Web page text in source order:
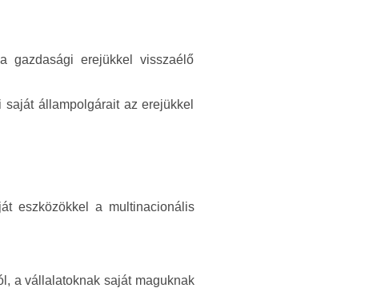
gazdasági erejükkel visszaélő
állampolgárait az erejükkel
eszközökkel a multinacionális
a vállalatoknak saját maguknak